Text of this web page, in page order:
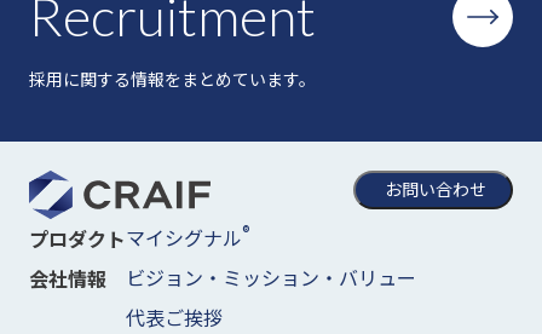
Recruitment
採用に関する情報をまとめています。
お問い合わせ
プロダクトマイシグナル®
会社情報
ビジョン・ミッション・バリュー
代表ご挨拶